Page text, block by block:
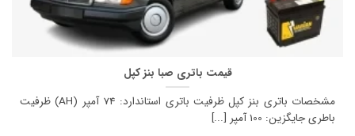
قیمت باتری صبا بنز کپل
مشخصات باتری بنز کپل ظرفیت باتری استاندارد: 74 آمپر (AH) ظرفیت
باطری جایگزین: 100 آمپر [...]